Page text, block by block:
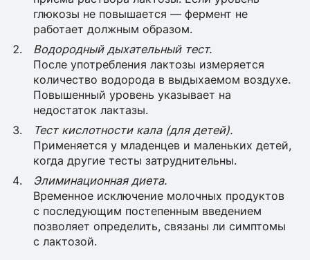
глюкозы не повышается — фермент не
работает должным образом.
Водородный дыхательный тест.
После употребления лактозы измеряется
количество водорода в выдыхаемом воздухе.
Повышенный уровень указывает на
недостаток лактазы.
Тест кислотности кала (для детей).
Применяется у младенцев и маленьких детей,
когда другие тесты затруднительны.
Элиминационная диета.
Временное исключение молочных продуктов
с последующим постепенным введением
позволяет определить, связаны ли симптомы
с лактозой.